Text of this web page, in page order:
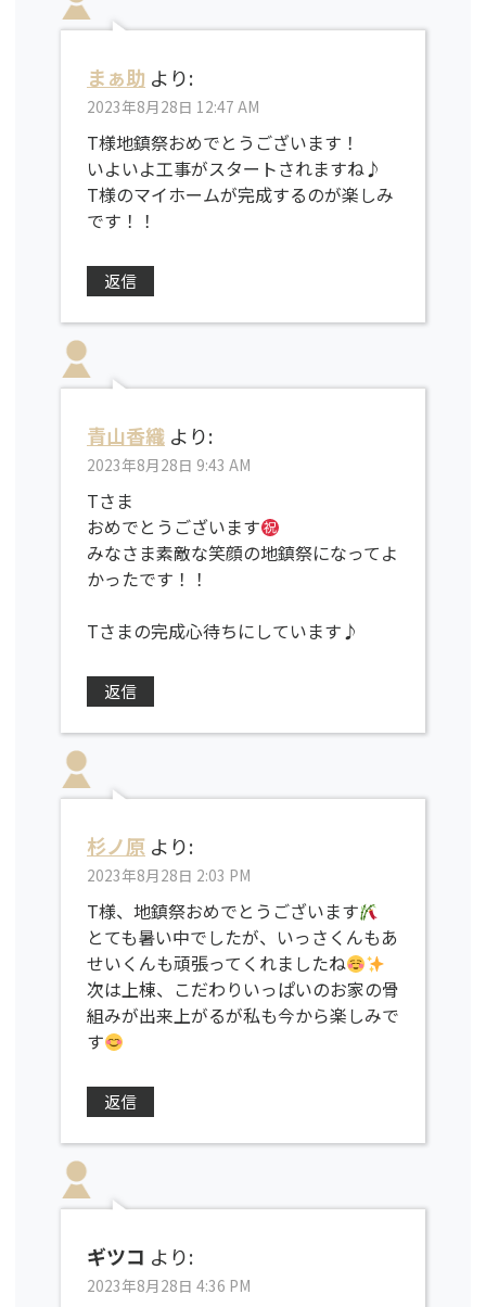
まぁ助 より:
2023年8月28日 12:47 AM
T様地鎮祭おめでとうございます！
いよいよ工事がスタートされますね♪
T様のマイホームが完成するのが楽しみ
です！！
返信
青山香織 より:
2023年8月28日 9:43 AM
Tさま
おめでとうございます
みなさま素敵な笑顔の地鎮祭になってよ
かったです！！
Tさまの完成心待ちにしています♪
返信
杉ノ原 より:
2023年8月28日 2:03 PM
T様、地鎮祭おめでとうございます
とても暑い中でしたが、いっさくんもあ
せいくんも頑張ってくれましたね
次は上棟、こだわりいっぱいのお家の骨
組みが出来上がるが私も今から楽しみで
す
返信
ギツコ より:
2023年8月28日 4:36 PM